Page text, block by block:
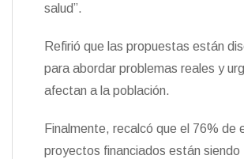
salud”.
Refirió que las propuestas están
para abordar problemas reales y
afectan a la población.
Finalmente, recalcó que el 76% de
proyectos financiados están siendo